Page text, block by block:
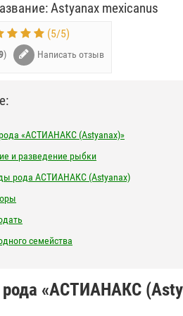
Astyanax mexicanus
(5/5)
) Написать отзыв
«АСТИАНАКС (Astyanax)»
и разведение рыбки
рода АСТИАНАКС (Astyanax)
семейства
рода «АСТИАНАКС